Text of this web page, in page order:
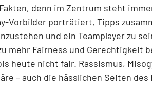
denn im Zentrum steht
Vorbilder porträtiert, Tipps
und ein Teamplayer zu
mehr Fairness und Gerechtigkeit
heute nicht fair. Rassismus,
– auch die hässlichen Seiten